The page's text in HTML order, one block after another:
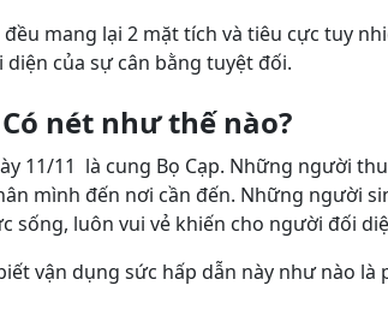
mang lại 2 mặt tích và tiêu cực tuy
của sự cân bằng tuyệt đối.
nét như thế nào?
11/11 là cung Bọ Cạp. Những người
mình đến nơi cần đến. Những người
sống, luôn vui vẻ khiến cho người đối
vận dụng sức hấp dẫn này như nào